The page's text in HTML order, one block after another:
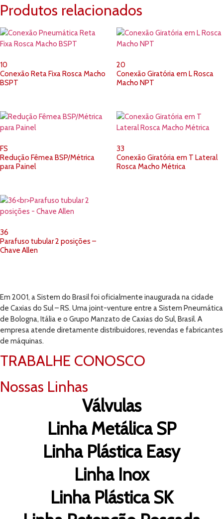
Produtos relacionados
10
Conexão Reta Fixa Rosca Macho
BSPT
20
Conexão Giratória em L Rosca
Macho NPT
FS
Redução Fêmea BSP/Métrica
para Painel
33
Conexão Giratória em T Lateral
Rosca Macho Métrica
36
Parafuso tubular 2 posições –
Chave Allen
Em 2001, a Sistem do Brasil foi oficialmente inaugurada na cidade
de Caxias do Sul – RS. Uma joint-venture entre a Sistem Pneumática
de Bologna, Itália e o Grupo Manzato de Caxias do Sul, Brasil. A
empresa atende diretamente distribuidores, revendas e fabricantes
de máquinas.
TRABALHE CONOSCO
Nossas Linhas
Válvulas
Linha Metálica SP
Linha Plástica Easy
Linha Inox
Linha Plástica SK